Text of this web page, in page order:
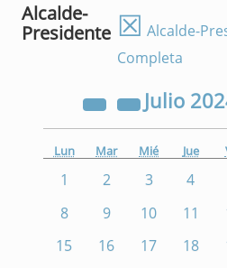
Alcalde-
Presidente ☒ Alcalde-
Completa
Julio
Lun Mar Mié Jue
1 2 3 4
8
9 10 11
15
16 17 18